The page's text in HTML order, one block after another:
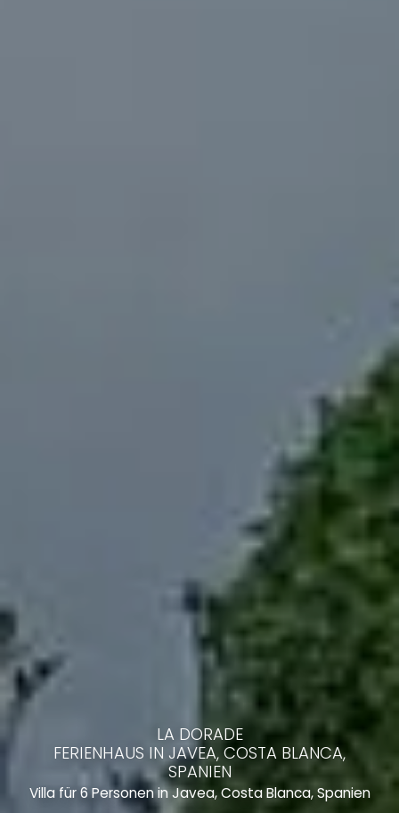
LA DORADE
FERIENHAUS IN JAVEA, COSTA BLANCA,
SPANIEN
Villa für 6 Personen in Javea, Costa Blanca, Spanien